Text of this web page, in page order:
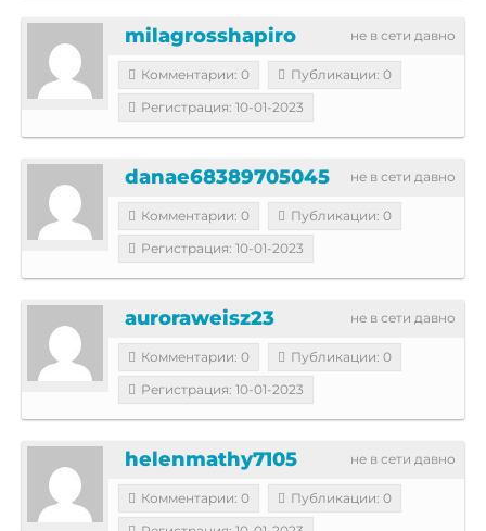
не в сети давно
milagrosshapiro
Комментарии: 0
Публикации: 0
Регистрация: 10-01-2023
не в сети давно
danae68389705045
Комментарии: 0
Публикации: 0
Регистрация: 10-01-2023
не в сети давно
auroraweisz23
Комментарии: 0
Публикации: 0
Регистрация: 10-01-2023
не в сети давно
helenmathy7105
Комментарии: 0
Публикации: 0